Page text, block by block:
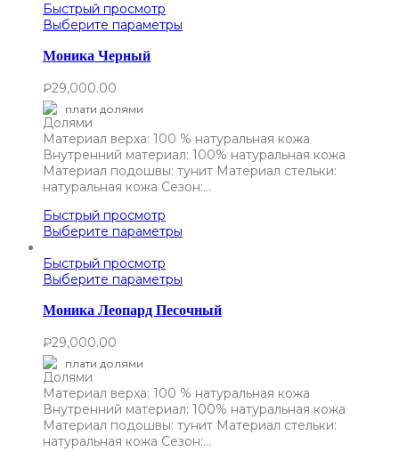
Быстрый просмотр
Выберите параметры
Моника Черный
₽29,000.00
плати долями
Материал верха: 100 % натуральная кожа
Внутренний материал: 100% натуральная кожа
Материал подошвы: тунит Материал стельки:
натуральная кожа Сезон:…
Быстрый просмотр
Выберите параметры
Быстрый просмотр
Выберите параметры
Моника Леопард Песочный
₽29,000.00
плати долями
Материал верха: 100 % натуральная кожа
Внутренний материал: 100% натуральная кожа
Материал подошвы: тунит Материал стельки:
натуральная кожа Сезон:…